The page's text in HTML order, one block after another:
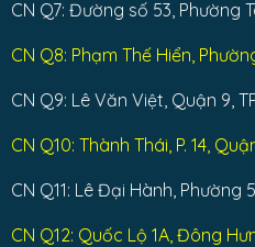
CN Q7: Đường số 53, Phường
CN Q8: Phạm Thế Hiển,
CN Q9: Lê Văn Việt, Quận 9,
CN Q10: Thành Thái, P. 14,
CN Q11: Lê Đại Hành, Phường
CN Q12: Quốc Lộ 1A, Đông